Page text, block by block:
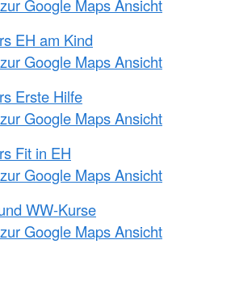
Google Maps Ansicht
EH am Kind
Google Maps Ansicht
Erste Hilfe
Google Maps Ansicht
Fit in EH
Google Maps Ansicht
WW-Kurse
Google Maps Ansicht